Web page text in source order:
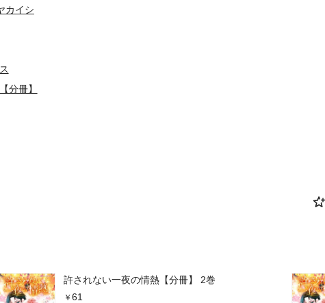
許されない一夜の情熱【分冊】 2巻
61
カイシ
分冊】